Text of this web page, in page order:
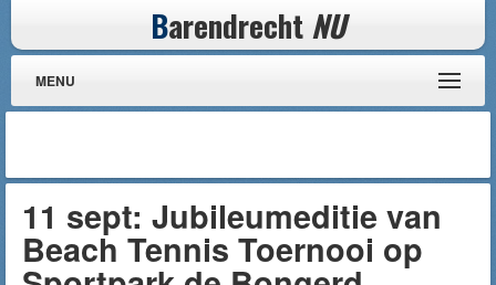
Barendrecht NU
MENU
11 sept: Jubileumeditie van
Beach Tennis Toernooi op